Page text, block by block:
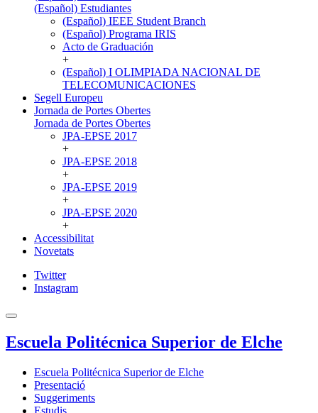
(Español) Estudiantes
(Español) IEEE Student Branch
(Español) Programa IRIS
Acto de Graduación
+
(Español) I OLIMPIADA NACIONAL DE
TELECOMUNICACIONES
Segell Europeu
Jornada de Portes Obertes
Jornada de Portes Obertes
JPA-EPSE 2017
+
JPA-EPSE 2018
+
JPA-EPSE 2019
+
JPA-EPSE 2020
+
Accessibilitat
Novetats
Twitter
Instagram
Escuela Politécnica Superior de Elche
Escuela Politécnica Superior de Elche
Presentació
Suggeriments
Estudis